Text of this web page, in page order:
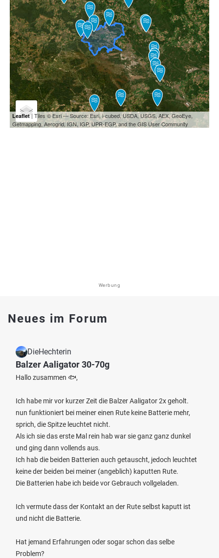
Leaflet| Tiles © Esri — Source: Esri, i-cubed, USDA, USGS, AEX, GeoEye,
Getmapping, Aerogrid, IGN, IGP, UPR-EGP, and the GIS User Community
Werbung
Neues im Forum
DieHechterin
Balzer Aaligator 30-70g
Hallo zusammen 🐟,
Ich habe mir vor kurzer Zeit die Balzer Aaligator 2x geholt.
nun funktioniert bei meiner einen Rute keine Batterie mehr,
sprich, die Spitze leuchtet nicht.
Als ich sie das erste Mal rein hab war sie ganz ganz dunkel
und ging dann vollends aus.
Ich hab die beiden Batterien auch getauscht, jedoch leuchtet
keine der beiden bei meiner (angeblich) kaputten Rute.
Die Batterien habe ich beide vor Gebrauch vollgeladen.
Ich vermute dass der Kontakt an der Rute selbst kaputt ist
und nicht die Batterie.
Hat jemand Erfahrungen oder sogar schon das selbe
Problem?